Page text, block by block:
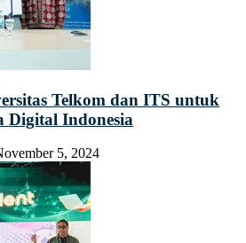
Telkom dan ITS untuk
Digital Indonesia
5, 2024